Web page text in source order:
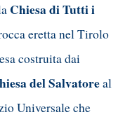
Chiesa di Tutti i
eretta nel Tirolo
costruita dai
del Salvatoreal
Universale che